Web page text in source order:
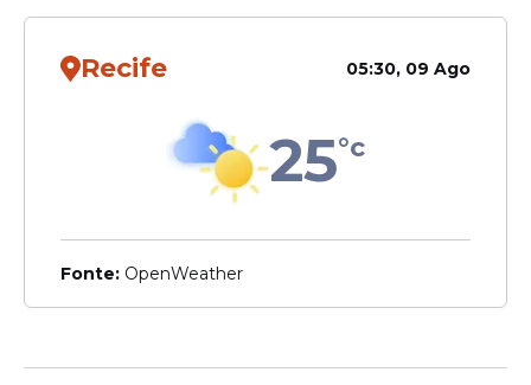
Lotomania 2912 (15/04)
acumula e prêmio principal
sobe para R$ 1,8 milhão
Veja Também
Recife 05:30, 09 Ago
25°c
Fonte: OpenWeather